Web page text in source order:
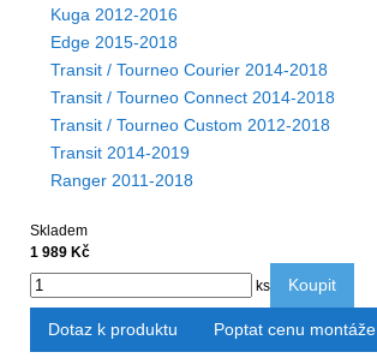
Kuga 2012-2016
Edge 2015-2018
Transit / Tourneo Courier 2014-2018
Transit / Tourneo Connect 2014-2018
Transit / Tourneo Custom 2012-2018
Transit 2014-2019
Ranger 2011-2018
Skladem
1 989 Kč
ks
Koupit
Dotaz k produktu Poptat cenu montáže